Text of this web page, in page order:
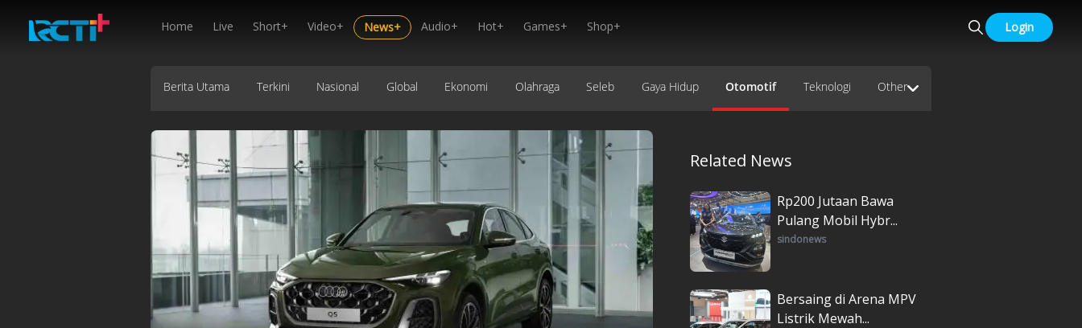
Home Live Short+ Video+ News+ Audio+ Hot+ Games+ Shop+ Login
Berita Utama Terkini Nasional Global Ekonomi Olahraga Seleb Gaya Hidup Otomotif Teknologi Other
Related News
Rp200 Jutaan Bawa
Pulang Mobil Hybr...
sindonews
Bersaing di Arena MPV
Listrik Mewah...